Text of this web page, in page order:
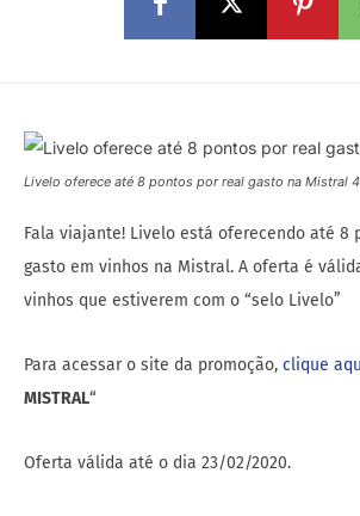
Livelo oferece até 8 pontos por real gasto na Mistral 4
Fala viajante! Livelo está oferecendo até 8
gasto em vinhos na Mistral. A oferta é
vinhos que estiverem com o “selo Livelo”
Para acessar o site da promoção, clique
MISTRAL“
Oferta válida até o dia 23/02/2020.